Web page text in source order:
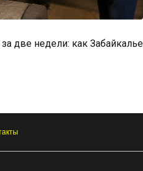
две недели: как Забайкалье